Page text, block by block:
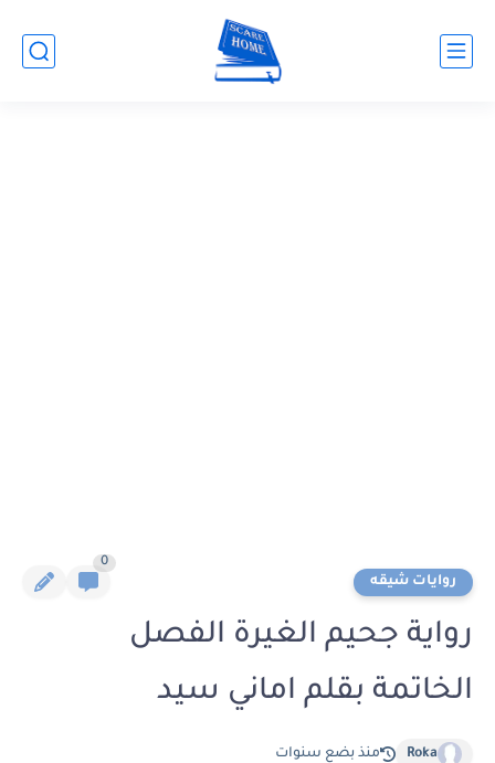
روايات شيقه
0
رواية جحيم الغيرة الفصل
الخاتمة بقلم اماني سيد
Roka منذ بضع سنوات